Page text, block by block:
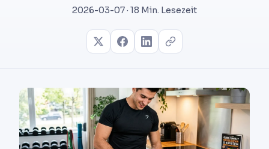
2026-03-07 · 18 Min. Lesezeit